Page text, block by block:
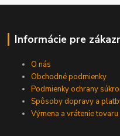
Informácie pre
O nás
Obchodné podmienky
Podmienky ochrany
Spôsoby dopravy a
Výmena a vrátenie tovaru